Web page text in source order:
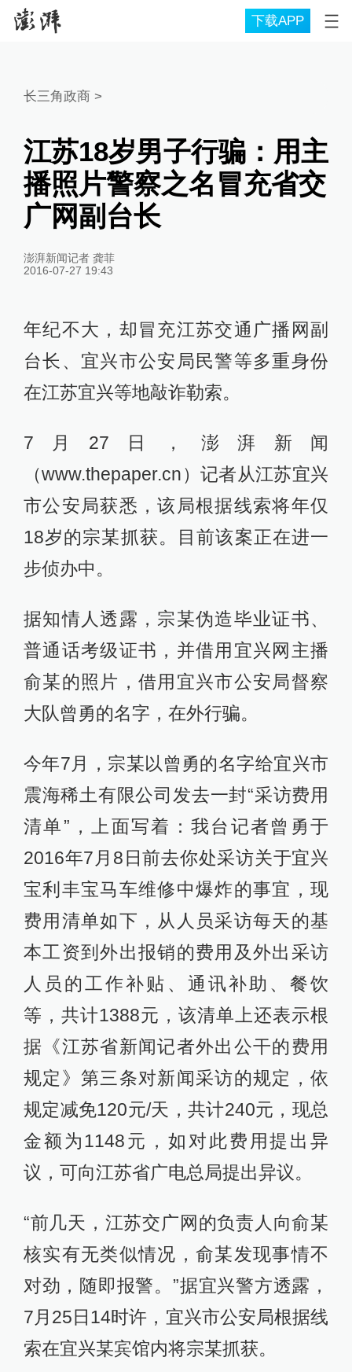
下载APP
长三角政商 >
江苏18岁男子行骗：用主
播照片警察之名冒充省交
广网副台长
澎湃新闻记者 龚菲
2016-07-27 19:43
年纪不大，却冒充江苏交通广播网副
台长、宜兴市公安局民警等多重身份
在江苏宜兴等地敲诈勒索。
7月27日，澎湃新闻
（www.thepaper.cn）记者从江苏宜兴
市公安局获悉，该局根据线索将年仅
18岁的宗某抓获。目前该案正在进一
步侦办中。
据知情人透露，宗某伪造毕业证书、
普通话考级证书，并借用宜兴网主播
俞某的照片，借用宜兴市公安局督察
大队曾勇的名字，在外行骗。
今年7月，宗某以曾勇的名字给宜兴市
震海稀土有限公司发去一封“采访费用
清单”，上面写着：我台记者曾勇于
2016年7月8日前去你处采访关于宜兴
宝利丰宝马车维修中爆炸的事宜，现
费用清单如下，从人员采访每天的基
本工资到外出报销的费用及外出采访
人员的工作补贴、通讯补助、餐饮
等，共计1388元，该清单上还表示根
据《江苏省新闻记者外出公干的费用
规定》第三条对新闻采访的规定，依
规定减免120元/天，共计240元，现总
金额为1148元，如对此费用提出异
议，可向江苏省广电总局提出异议。
“前几天，江苏交广网的负责人向俞某
核实有无类似情况，俞某发现事情不
对劲，随即报警。”据宜兴警方透露，
7月25日14时许，宜兴市公安局根据线
索在宜兴某宾馆内将宗某抓获。